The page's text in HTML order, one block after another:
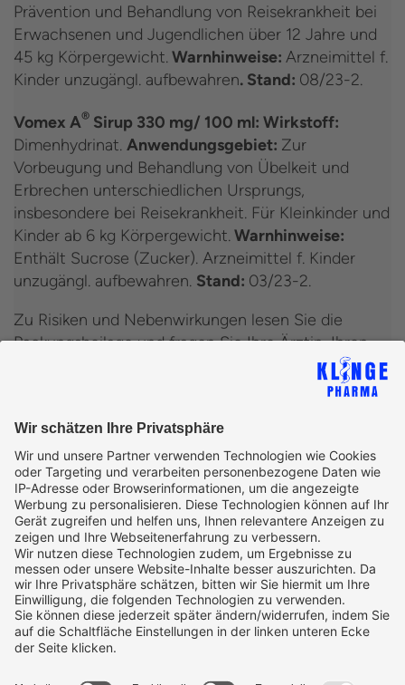
Prävention und Behandlung von Reisekrankheit bei
Erwachsenen und Jugendlichen über 12 Jahre und
45 kg Körpergewicht.Warnhinweise: Arzneimittel f.
Kinder unzugängl. aufbewahren. Stand: 08/23-2.
Vomex A® Sirup 330 mg/ 100 ml: Wirkstoff:
Dimenhydrinat. Anwendungsgebiet: Zur
Vorbeugung und Behandlung von Übelkeit und
Erbrechen unterschiedlichen Ursprungs,
insbesondere bei Reisekrankheit. Für Kleinkinder und
Kinder ab 6 kg Körpergewicht.Warnhinweise:
Enthält Sucrose (Zucker). Arzneimittel f. Kinder
unzugängl. aufbewahren. Stand: 03/23-2.
Zu Risiken und Nebenwirkungen lesen Sie die
Packungsbeilage und fragen Sie Ihre Ärztin, Ihren
Deutschland
Klinge Pharma GmbH
Bergfeldstraße 9, 83607 Holzkirchen
+49 (0) 800 / 5546 430